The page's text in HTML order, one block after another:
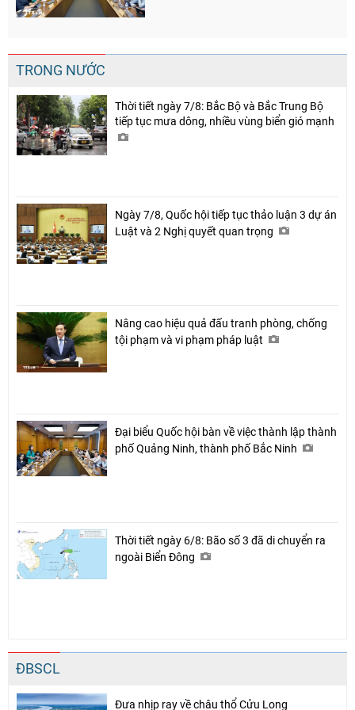
TRONG NƯỚC
Thời tiết ngày 7/8: Bắc Bộ và Bắc Trung Bộ
tiếp tục mưa dông, nhiều vùng biển gió mạnh
Ngày 7/8, Quốc hội tiếp tục thảo luận 3 dự án
Luật và 2 Nghị quyết quan trọng
Nâng cao hiệu quả đấu tranh phòng, chống
tội phạm và vi phạm pháp luật
Đại biểu Quốc hội bàn về việc thành lập thành
phố Quảng Ninh, thành phố Bắc Ninh
Thời tiết ngày 6/8: Bão số 3 đã di chuyển ra
ngoài Biển Đông
ĐBSCL
Đưa nhịp ray về châu thổ Cửu Long